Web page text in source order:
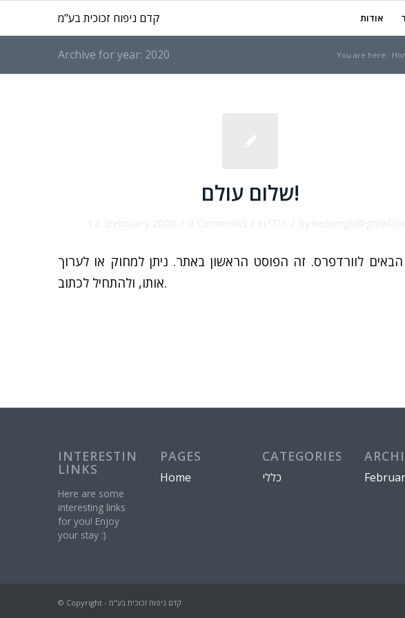
קדם ניפוח זכוכית בע"מ אודות
Archive for year: 2020 You are here:
שלום עולם!
הבאים לוורדפרס. זה הפוסט הראשון באתר. ניתן למחוק או לערוך
אותו, ולהתחיל לכתוב.
INTERESTING
LINKS
Here are some
interesting links
for you! Enjoy
your stay :)
PAGES
Home
CATEGORIES
כללי
© Copyright - קדם ניפוח זכוכית בע"מ